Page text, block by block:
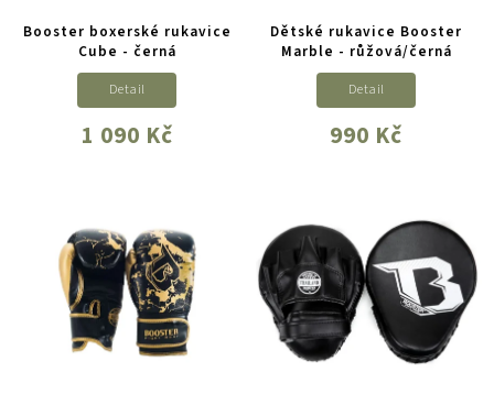
Booster boxerské rukavice
Cube - černá
1 090 Kč
Detail
Dětské rukavice Booster
Marble - růžová/černá
990 Kč
Detail